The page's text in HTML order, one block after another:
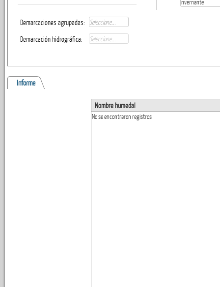
Demarcaciones agrupadas:
Demarcación hidrográfica:
Informe
Nombre humedal
No se encontraron registros